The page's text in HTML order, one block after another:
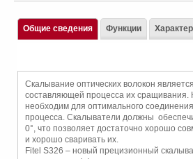
Общие сведения
Скалывание оптических волокон
составляющей процесса их сращивания.
необходим для оптимального соединения
процесса. Скалыватели должны
0°, что позволяет достаточно хорошо
и хорошо сваривать их.
Fitel S326 – новый прецизионный
Функции